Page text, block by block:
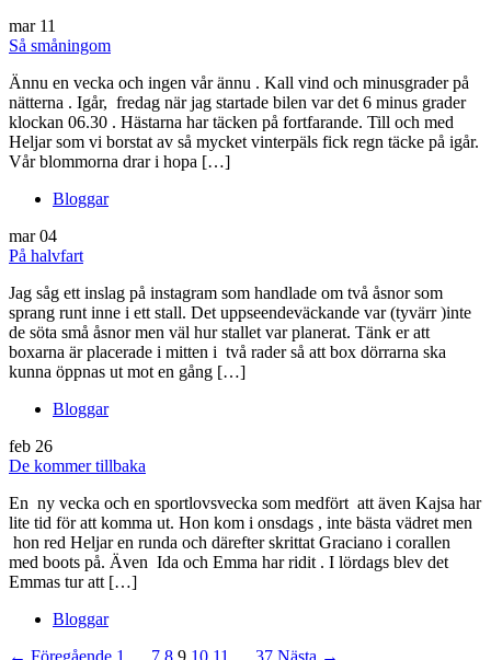
mar 11
Så småningom
Ännu en vecka och ingen vår ännu . Kall vind och minusgrader på
nätterna . Igår, fredag när jag startade bilen var det 6 minus grader
klockan 06.30 . Hästarna har täcken på fortfarande. Till och med
Heljar som vi borstat av så mycket vinterpäls fick regn täcke på igår.
Vår blommorna drar i hopa […]
Bloggar
mar 04
På halvfart
Jag såg ett inslag på instagram som handlade om två åsnor som
sprang runt inne i ett stall. Det uppseendeväckande var (tyvärr )inte
de söta små åsnor men väl hur stallet var planerat. Tänk er att
boxarna är placerade i mitten i två rader så att box dörrarna ska
kunna öppnas ut mot en gång […]
Bloggar
feb 26
De kommer tillbaka
En ny vecka och en sportlovsvecka som medfört att även Kajsa har
lite tid för att komma ut. Hon kom i onsdags , inte bästa vädret men
hon red Heljar en runda och därefter skrittat Graciano i corallen
med boots på. Även Ida och Emma har ridit . I lördags blev det
Emmas tur att […]
Bloggar
← Föregående 1 7 8 9 10 11 37 Nästa →